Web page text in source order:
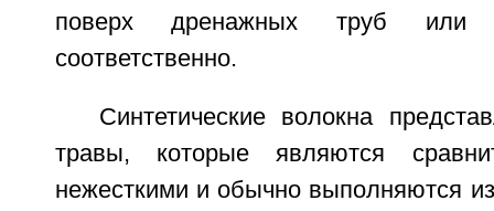
поверх дренажных труб или
соответственно.
Синтетические волокна
травы, которые являются
нежесткими и обычно выполняются